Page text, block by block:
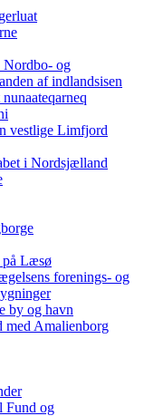
Nordbo- og
af indlandsisen
vestlige Limfjord
i Nordsjælland
på Læsø
forenings- og
by og havn
med Amalienborg
Fund og